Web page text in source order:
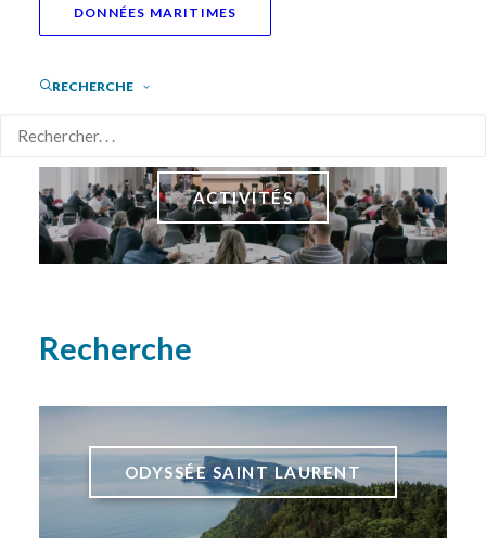
DONNÉES MARITIMES
RECHERCHE
ACTIVITÉS
Recherche
ODYSSÉE SAINT LAURENT